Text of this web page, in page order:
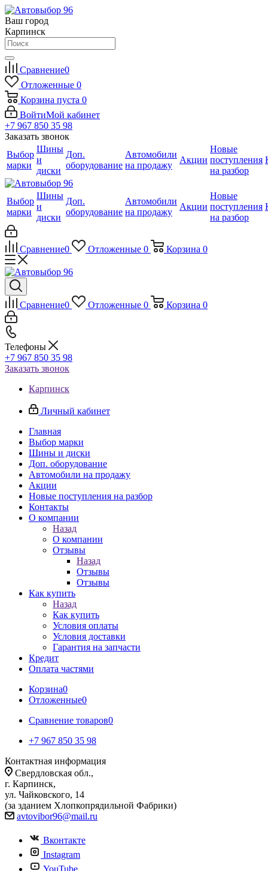
Ваш город
Карпинск
Сравнение0
Отложенные 0
Корзина пуста 0
ВойтиМой кабинет
+7 967 850 35 98
Заказать звонок
Выбор
марки
Шины
и
диски
Доп.
оборудование
Автомобили
на продажу
Акции
Новые
поступления
на разбор
Выбор
марки
Шины
и
диски
Доп.
оборудование
Автомобили
на продажу
Акции
Новые
поступления
на разбор
Сравнение0 Отложенные 0 Корзина 0
Сравнение0 Отложенные 0 Корзина 0
Телефоны
+7 967 850 35 98
Заказать звонок
Карпинск
Личный кабинет
Главная
Выбор марки
Шины и диски
Доп. оборудование
Автомобили на продажу
Акции
Новые поступления на разбор
Контакты
О компании
Назад
О компании
Отзывы
Назад
Отзывы
Отзывы
Как купить
Назад
Как купить
Условия оплаты
Условия доставки
Гарантия на запчасти
Кредит
Оплата частями
Корзина0
Отложенные0
Сравнение товаров0
+7 967 850 35 98
Контактная информация
Свердловская обл.,
г. Карпинск,
ул. Чайковского, 14
(за зданием Хлопкопрядильной Фабрики)
avtovibor96@mail.ru
Вконтакте
Instagram
YouTube